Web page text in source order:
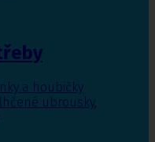
a houbičky
ubrousky,